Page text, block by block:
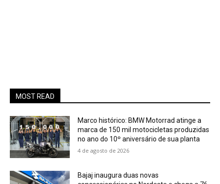
MOST READ
Marco histórico: BMW Motorrad atinge a
marca de 150 mil motocicletas produzidas
no ano do 10º aniversário de sua planta
4 de agosto de 2026
Bajaj inaugura duas novas